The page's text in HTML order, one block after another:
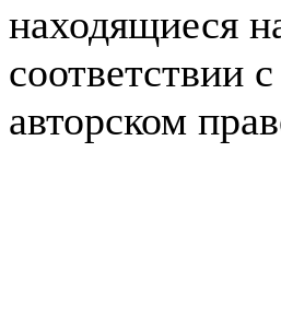
находящиеся
соответствии
авторском